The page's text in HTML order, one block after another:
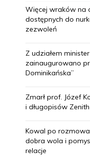
Więcej wraków na
dostępnych do
zezwoleń
Z udziałem
zainaugurowano
Dominikańska”
Zmarł prof. Józef
i długopisów Zenith
Kowal po
dobra wola i
relacje